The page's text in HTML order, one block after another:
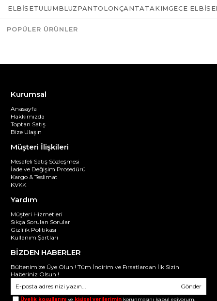
Kurumsal
Anasayfa
Hakkımızda
Toptan Satış
Bize Ulaşın
Müşteri İlişkileri
Mesafeli Satış Sözleşmesi
İade ve Değişim Prosedürü
Kargo & Teslimat
KVKK
Yardım
Müşteri Hizmetleri
Sıkça Sorulan Sorular
Gizlilik Politikası
Kullanım Şartları
BİZDEN HABERLER
Bültenimize Üye Olun ! Tüm İndirim ve Fırsatlardan İlk Sizin
Haberiniz Olsun !
Gönder
Üyelik koşullarını ve kişisel verilerimin korunmasını kabul ediyorum.
ELBISETULUMBLUZPANTOLONÇANTATAKIMGECE
POPÜLER ÜRÜNLER